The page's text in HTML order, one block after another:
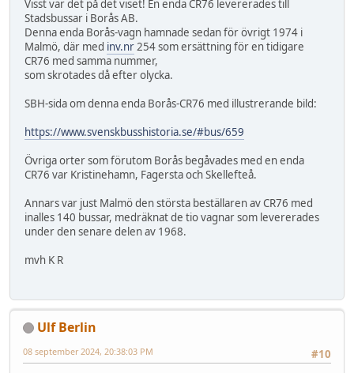
Visst var det på det viset! En enda CR76 levererades till
Stadsbussar i Borås AB.
Denna enda Borås-vagn hamnade sedan för övrigt 1974 i
Malmö, där med inv.nr 254 som ersättning för en tidigare
CR76 med samma nummer,
som skrotades då efter olycka.
SBH-sida om denna enda Borås-CR76 med illustrerande bild:
https://www.svenskbusshistoria.se/#bus/659
Övriga orter som förutom Borås begåvades med en enda
CR76 var Kristinehamn, Fagersta och Skellefteå.
Annars var just Malmö den största beställaren av CR76 med
inalles 140 bussar, medräknat de tio vagnar som levererades
under den senare delen av 1968.
mvh K R
Ulf Berlin
#10
08 september 2024, 20:38:03 PM